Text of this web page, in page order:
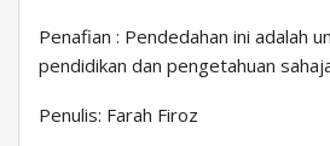
Penafian : Pendedahan ini adalah
pendidikan dan pengetahuan
Penulis: Farah Firoz